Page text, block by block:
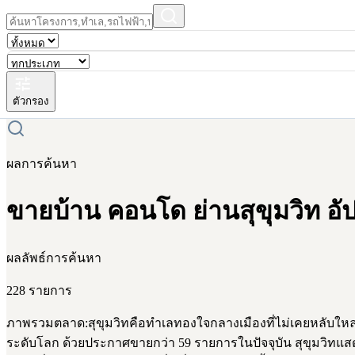
ตัวกรอง
ผลการค้นหา
ขายบ้าน คอนโด ย่านสุขุมวิท อั
ผลลัพธ์การค้นหา
228 รายการ
ภาพรวมตลาด:สุขุมวิทคือทำเลทองใจกลางเมืองที่ไม่เคยหลับ
ระดับโลก ด้วยประกาศขายกว่า 59 รายการในปัจจุบัน สุขุมวิท